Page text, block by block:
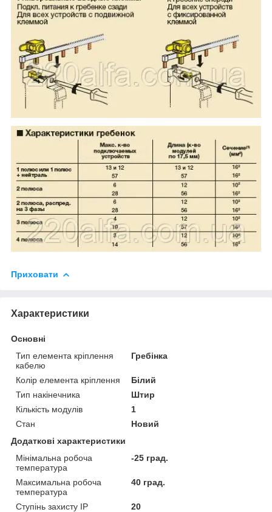
Приховати
Характеристики
Основні
Тип елемента кріплення
кабелю
Гребінка
Колір елемента кріплення
Білий
Тип накінечника
Штир
Кількість модулів
1
Стан
Новий
Додаткові характеристики
Мінімальна робоча
температура
-25 град.
Максимальна робоча
температура
40 град.
Ступінь захисту IP
20